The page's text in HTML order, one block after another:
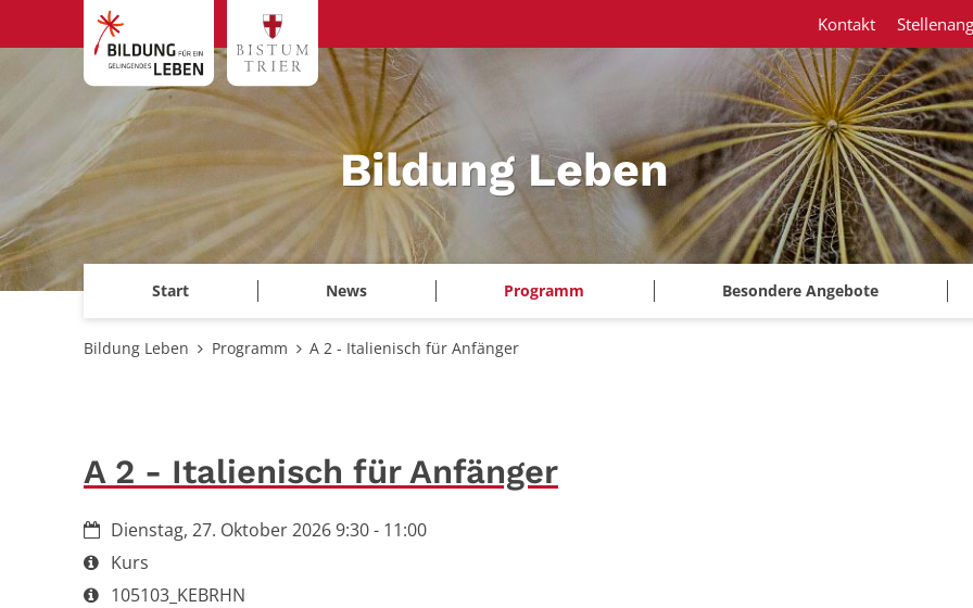
Zum Inhalt springen
Bildung Leben
Start News Programm Besondere Angebote
Kontakt
Bildung Leben Programm A 2 - Italienisch für Anfänger
A 2 - Italienisch für Anfänger
Datum:Dienstag, 27. Oktober 2026 9:30 - 11:00
Art bzw. Nummer:
Kurs
Art bzw. Nummer:
105103_KEBRHN